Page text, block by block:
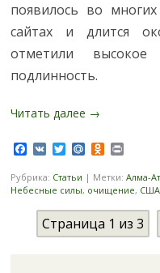
появилось во многих
сайтах и длится
отметили
подлинность.
Читать далее →
Facebook
VKTwitterMail.RuPrint
Рубрика: Статьи | Метки: Алма-
Небесные силы, очищение, США
Страница 1 из 3